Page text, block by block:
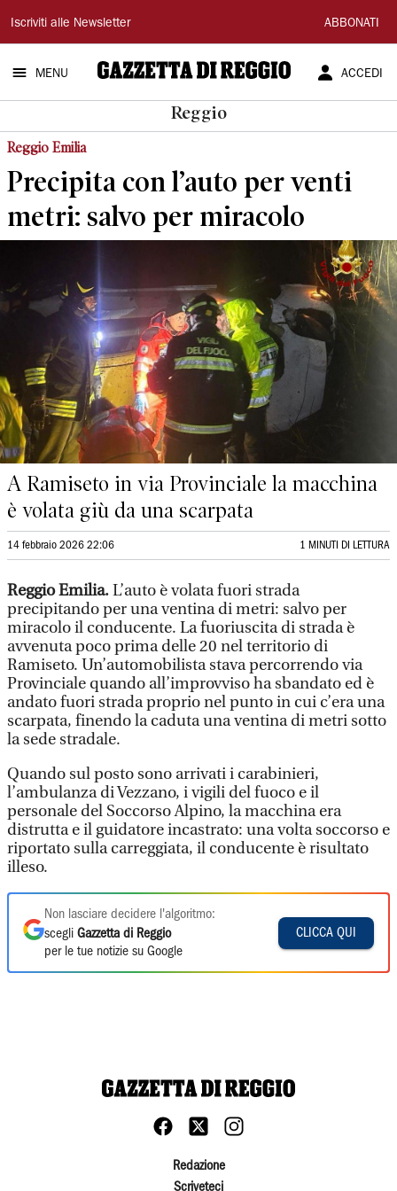
Gazzetta
di
Reggio
Iscriviti alle Newsletter ABBONATI
MENU ACCEDI
Reggio
Reggio Emilia
Precipita con l’auto per venti
metri: salvo per miracolo
A Ramiseto in via Provinciale la macchina
è volata giù da una scarpata
14 febbraio 2026 22:06 1 MINUTI DI LETTURA
Reggio Emilia.L’auto è volata fuori strada
precipitando per una ventina di metri: salvo per
miracolo il conducente. La fuoriuscita di strada è
avvenuta poco prima delle 20 nel territorio di
Ramiseto. Un’automobilista stava percorrendo via
Provinciale quando all’improvviso ha sbandato ed è
andato fuori strada proprio nel punto in cui c’era una
scarpata, finendo la caduta una ventina di metri sotto
la sede stradale.
Quando sul posto sono arrivati i carabinieri,
l’ambulanza di Vezzano, i vigili del fuoco e il
personale del Soccorso Alpino, la macchina era
distrutta e il guidatore incastrato: una volta soccorso e
riportato sulla carreggiata, il conducente è risultato
illeso.
Non lasciare decidere l'algoritmo:
scegli Gazzetta di Reggio
per le tue notizie su Google
CLICCA QUI
Redazione
Scriveteci